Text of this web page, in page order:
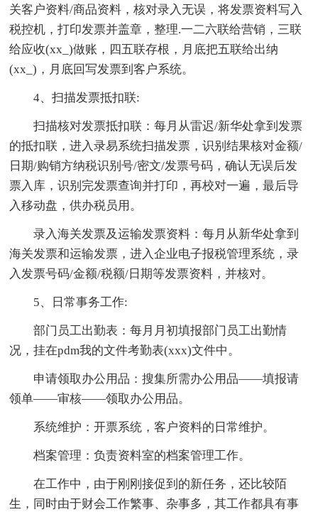
关客户资料/商品资料，核对录入无误，将发票资料写入
税控机，打印发票并盖章，整理.一二六联给营销，三联
给应收(xx_)做账，四五联存根，月底把五联给出纳
(xx_)，月底回写发票到客户系统。
4、扫描发票抵扣联:
扫描核对发票抵扣联：每月从雷迟/新华处拿到发票
的抵扣联，进入录易系统扫描发票，识别结果核对金额/
日期/购销方纳税识别号/密文/发票号码，确认无误后发
票入库，识别完发票查询并打印，再校对一遍，最后导
入移动盘，供办税员用。
录入海关发票及运输发票资料：每月从新华处拿到
海关发票和运输发票，进入企业电子报税管理系统，录
入发票号码/金额/税额/日期等发票资料，并核对。
5、日常事务工作:
部门员工出勤表：每月月初填报部门员工出勤情
况，挂在pdm我的文件考勤表(xxx)文件中。
申请领取办公用品：搜集所需办公用品——填报请
领单——审核——领取办公用品。
系统维护：开票系统，客户资料的日常维护。
档案管理：负责资料室的档案管理工作。
在工作中，由于刚刚接促到的新任务，还比较陌
生，同时由于财会工作繁事、杂事多，其工作都具有事